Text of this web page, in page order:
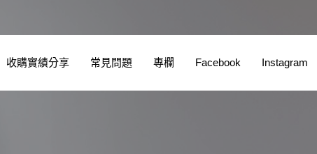
收購實績分享 常見問題 專欄 Facebook Instagram